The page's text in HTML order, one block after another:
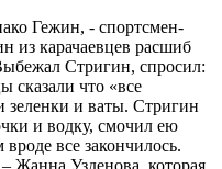
Гежин, - спортсмен-
из карачаевцев расшиб
Стригин, спросил:
сказали что «все
зеленки и ваты. Стригин
и водку, смочил ею
все закончилось.
Жанна Узденова, которая